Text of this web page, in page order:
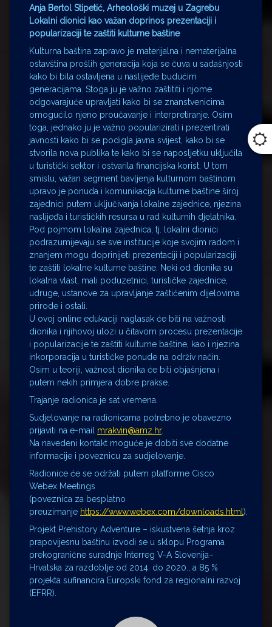
Anja Bertol Stipetić, Arheološki muzej u Zagrebu
Lokalni dionici kao važan doprinos prezentaciji i
popularizaciji te zaštiti kulturne baštine
Kulturna baština zapravo je materijalna i nematerijalna
ostavština prošlih generacija koja se čuva u sadašnjosti
kako bi bila ostavljena u naslijeđe budućim
generacijama. Stoga ju je važno zaštititi i njome
odgovarajuće upravljati kako bi se znanstvenicima
omogućilo njeno proučavanje i interpretiranje. Osim
toga, jednako ju je važno popularizirati i prezentirati
javnosti kako bi se podigla javna svijest, kako bi se
stvorila nova publika te kako bi se naposljetku uključila
u turistički sektor i ostvarila financijska korist. U tom
smislu, važan segment bavljenja kulturnom baštinom
upravo je ponuda i komunikacija kulturne baštine široj
zajednici putem uključivanja lokalne zajednice, njezina
naslijeđa i turističkih resursa u rad kulturnih djelatnika.
Pod pojmom lokalna zajednica, tj. lokalni dionici
podrazumijevaju se sve institucije koje svojim radom i
znanjem mogu doprinijeti prezentaciji i popularizaciji
te zaštiti lokalne kulturne baštine. Neki od dionika su
lokalna vlast, mali poduzetnici, turističke zajednice,
udruge, ustanove za upravljanje zaštićenim dijelovima
prirode i ostali.
U ovoj online edukaciji naglasak će biti na važnosti
dionika i njihovoj ulozi u čitavom procesu prezentacije
i popularizacije te zaštiti kulturne baštine, kao i njezina
inkorporacija u turističke ponude na održiv način.
Osim u teoriji, važnost dionika će biti objašnjena i
putem nekih primjera dobre prakse.
Trajanje radionica je sat vremena.
Sudjelovanje na radionicama potrebno je obavezno
prijaviti na e-mail mrakvin@amz.hr.
Na navedeni kontakt moguće je dobiti sve dodatne
informacije i poveznicu za sudjelovanje.
Radionice će se održati putem platforme Cisco
Webex Meetings
(poveznica za besplatno
preuzimanje https://www.webex.com/downloads.html ).
Projekt Prehistory Adventure – iskustvena šetnja kroz
prapovijesnu baštinu izvodi se u sklopu Programa
prekogranične suradnje Interreg V-A Slovenija–
Hrvatska za razdoblje od 2014. do 2020., a 85 %
projekta sufinancira Europski fond za regionalni razvoj
(EFRR).